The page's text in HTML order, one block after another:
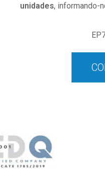
unidades, informando-